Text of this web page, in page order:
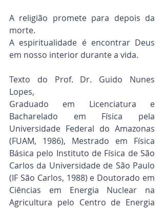
A religião promete para depois da
morte.
A espiritualidade é encontrar Deus
em nosso interior durante a vida.
Texto do Prof. Dr. Guido Nunes
Lopes,
Graduado em Licenciatura e
Bacharelado em Física pela
Universidade Federal do Amazonas
(FUAM, 1986), Mestrado em Física
Básica pelo Instituto de Física de São
Carlos da Universidade de São Paulo
(IF São Carlos, 1988) e Doutorado em
Ciências em Energia Nuclear na
Agricultura pelo Centro de Energia